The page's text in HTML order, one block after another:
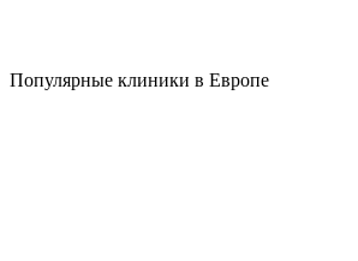
Популярные клиники в Европе